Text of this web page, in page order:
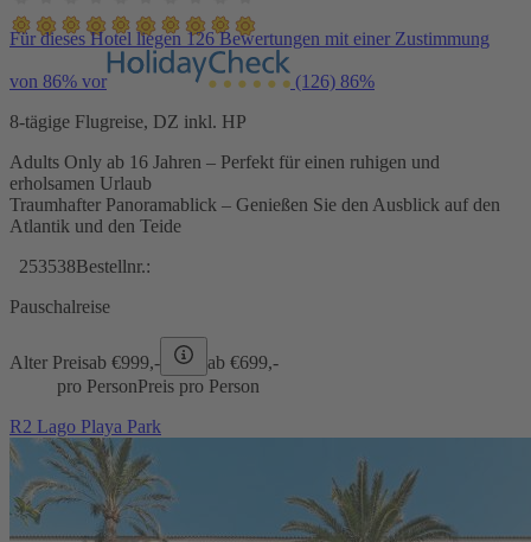
Für dieses Hotel liegen 126 Bewertungen mit einer Zustimmung
von 86% vor (126) 86%
8-tägige Flugreise, DZ inkl. HP
Adults Only ab 16 Jahren – Perfekt für einen ruhigen und
erholsamen Urlaub
Traumhafter Panoramablick – Genießen Sie den Ausblick auf den
Atlantik und den Teide
253538Bestellnr.:
Pauschalreise
Alter Preisab €999,- ab €699,-
pro PersonPreis pro Person
R2 Lago Playa Park